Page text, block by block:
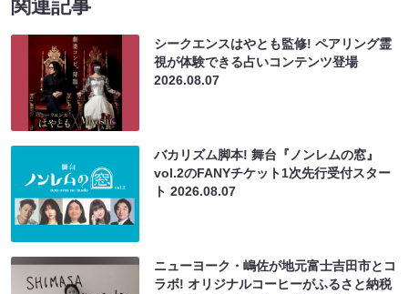
関連記事
シークエンスはやとも監修! ペアリング霊
視が体験できる占いコンテンツ登場
2026.08.07
バカリズム脚本! 舞台『ノンレムの窓』
vol.2のFANYチケット1次先行受付スター
ト2026.08.07
ニューヨーク・嶋佐が地元富士吉田市とコ
ラボ! オリジナルコーヒーがふるさと納税